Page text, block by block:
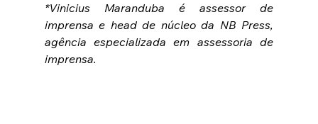
*Vinicius Maranduba é assessor de
imprensa e head de núcleo da NB Press,
agência especializada em assessoria de
imprensa.